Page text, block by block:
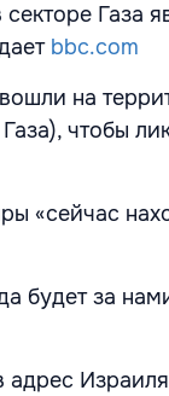
Газа
bbc.com
на
чтобы
«сейчас
будет за
адрес